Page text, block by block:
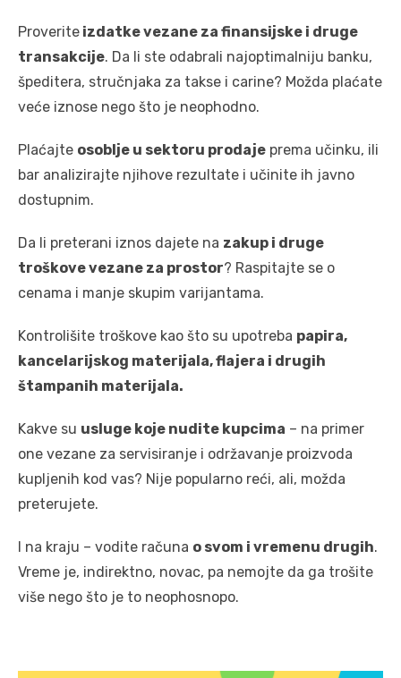
Proverite izdatke vezane za finansijske i druge
transakcije. Da li ste odabrali najoptimalniju banku,
špeditera, stručnjaka za takse i carine? Možda plaćate
veće iznose nego što je neophodno.
Plaćajte osoblje u sektoru prodaje prema učinku, ili
bar analizirajte njihove rezultate i učinite ih javno
dostupnim.
Da li preterani iznos dajete na zakup i druge
troškove vezane za prostor? Raspitajte se o
cenama i manje skupim varijantama.
Kontrolišite troškove kao što su upotreba papira,
kancelarijskog materijala, flajera i drugih
štampanih materijala.
Kakve su usluge koje nudite kupcima – na primer
one vezane za servisiranje i održavanje proizvoda
kupljenih kod vas? Nije popularno reći, ali, možda
preterujete.
I na kraju – vodite računa o svom i vremenu drugih.
Vreme je, indirektno, novac, pa nemojte da ga trošite
više nego što je to neophosnopo.